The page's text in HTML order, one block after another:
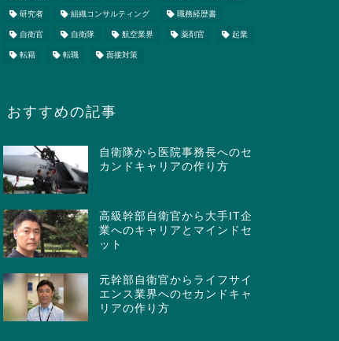
研究者 組織コンサルティング 職務経歴書
自衛官 自衛隊 航空業界 薬剤官 起業
転籍 転職 面接対策
おすすめの記事
自衛隊から医院事務長へのセ
カンドキャリアの作り方
高級幹部自衛官から大手IT企
業へのキャリアとマインドセ
ット
元幹部自衛官からライフサイ
エンス業界へのセカンドキャ
リアの作り方